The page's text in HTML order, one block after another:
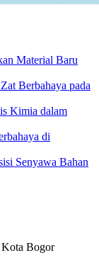
Material Baru
Berbahaya pada
Kimia dalam
di
Senyawa Bahan
Kota Bogor